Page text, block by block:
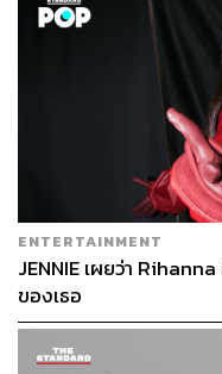
ENTERTAINMENT
JENNIE เผยว่า
ของเธอ